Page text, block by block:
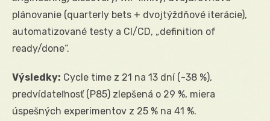
plánovanie (quarterly bets + dvojtýždňové iterácie),
automatizované testy a CI/CD, „definition of
ready/done“.
Výsledky: Cycle time z 21 na 13 dní (-38 %),
predvídateľnosť (P85) zlepšená o 29 %, miera
úspešných experimentov z 25 % na 41 %.